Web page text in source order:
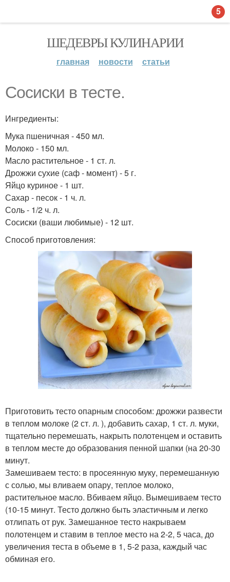
ШЕДЕВРЫ КУЛИНАРИИ
главная новости статьи
Сосиски в тесте.
Ингредиенты:
Мука пшеничная - 450 мл.
Молоко - 150 мл.
Масло растительное - 1 ст. л.
Дрожжи сухие (саф - момент) - 5 г.
Яйцо куриное - 1 шт.
Сахар - песок - 1 ч. л.
Соль - 1/2 ч. л.
Сосиски (ваши любимые) - 12 шт.
Способ приготовления:
Приготовить тесто опарным способом: дрожжи развести
в теплом молоке (2 ст. л. ), добавить сахар, 1 ст. л. муки,
тщательно перемешать, накрыть полотенцем и оставить
в теплом месте до образования пенной шапки (на 20-30
минут.
Замешиваем тесто: в просеянную муку, перемешанную
с солью, мы вливаем опару, теплое молоко,
растительное масло. Вбиваем яйцо. Вымешиваем тесто
(10-15 минут. Тесто должно быть эластичным и легко
отлипать от рук. Замешанное тесто накрываем
полотенцем и ставим в теплое место на 2-2, 5 часа, до
увеличения теста в объеме в 1, 5-2 раза, каждый час
обминая его.
5